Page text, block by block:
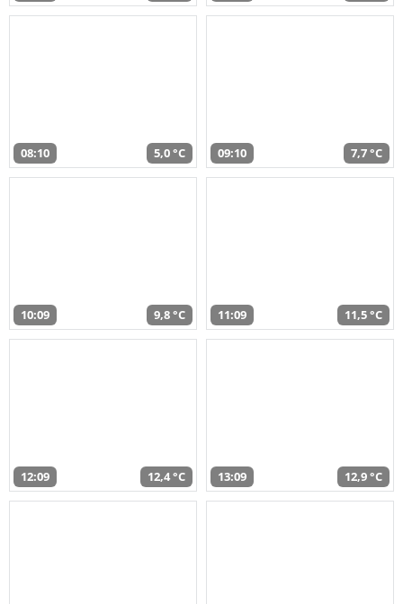
08:10 5,0 °C 09:10 7,7 °C
10:09 9,8 °C 11:09 11,5 °C
12:09 12,4 °C 13:09 12,9 °C